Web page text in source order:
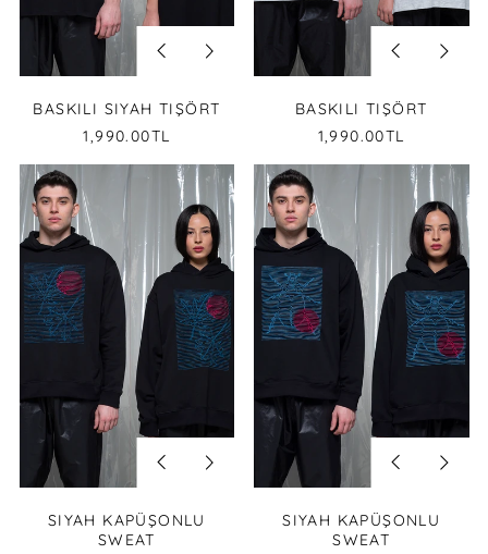
PreviousNext
BASKILI SIYAH TIŞÖRT
1,990.00TL
PreviousNext
BASKILI TIŞÖRT
1,990.00TL
PreviousNext
SIYAH
KAPÜŞONLU
SWEAT
SIYAH KAPÜŞONLU
SWEAT
PreviousNext
SIYAH
KAPÜŞONLU
SWEAT
SIYAH KAPÜŞONLU
SWEAT